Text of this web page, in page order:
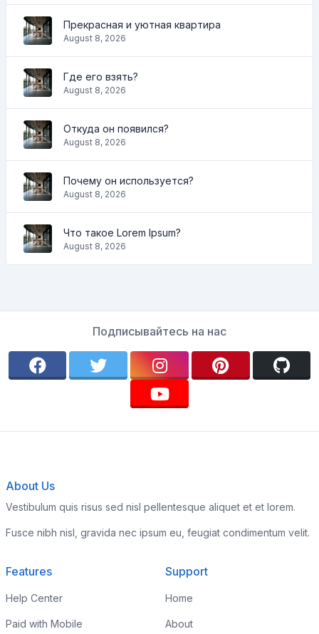
Прекрасная и уютная квартира
August 8, 2026
Где его взять?
August 8, 2026
Откуда он появился?
August 8, 2026
Почему он используется?
August 8, 2026
Что такое Lorem Ipsum?
August 8, 2026
Подписывайтесь на нас
About Us
Vestibulum quis risus sed nisl pellentesque aliquet et et lorem.
Fusce nibh nisl, gravida nec ipsum eu, feugiat condimentum velit.
Features
Help Center
Paid with Mobile
Support
Home
About